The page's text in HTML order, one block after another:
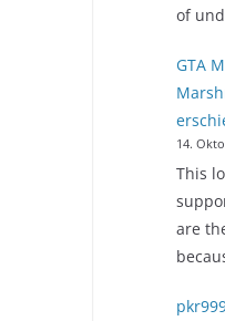
of
GTA
14.
This
are